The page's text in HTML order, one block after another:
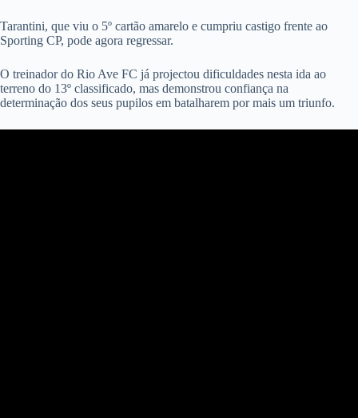
Tarantini, que viu o 5º cartão amarelo e cumpriu castigo frente ao
Sporting CP, pode agora regressar.
O treinador do Rio Ave FC já projectou dificuldades nesta ida ao
terreno do 13º classificado, mas demonstrou confiança na
determinação dos seus pupilos em batalharem por mais um triunfo.